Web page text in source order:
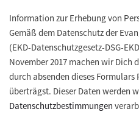
Information zur Erhebung von
Gemäß dem Datenschutz der
(EKD-Datenschutzgesetz-DSG-
November 2017 machen wir Dich
durch absenden dieses Formulars
überträgst. Dieser Daten werden
Datenschutzbestimmungen